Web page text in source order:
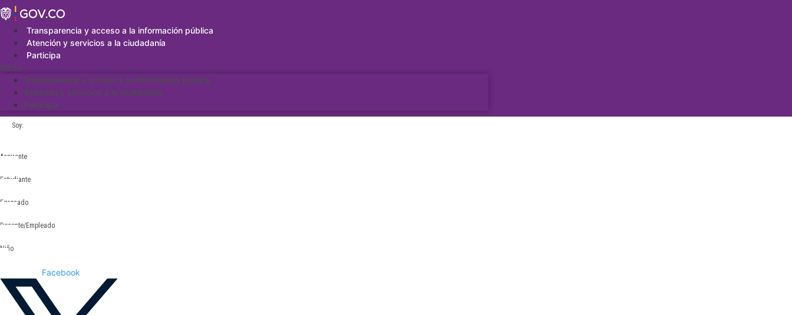
Saltar
al
contenidoTransparencia y acceso a la información pública
Atención y servicios a la ciudadanía
Participa
Menu
Transparencia y acceso a la información pública
Atención y servicios a la ciudadanía
Participa
Soy:
Aspirante
Estudiante
Egresado
Docente/Empleado
Niño
Facebook